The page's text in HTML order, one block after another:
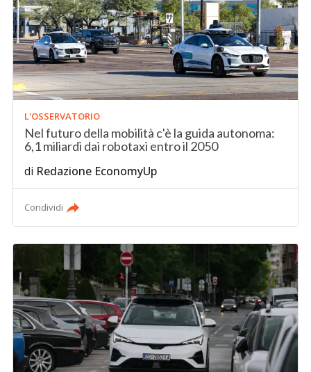
L'OSSERVATORIO
Nel futuro della mobilità c'è la guida autonoma:
6,1 miliardi dai robotaxi entro il 2050
di Redazione EconomyUp
Condividi